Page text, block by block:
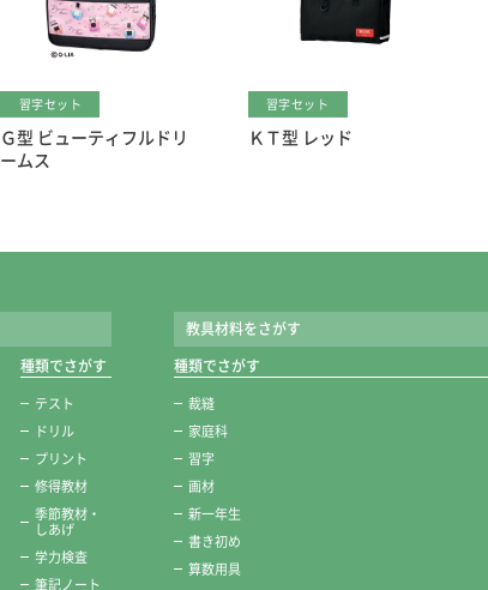
習字セット
Ｇ型 ビューティフルドリ
ームス
習字セット
ＫＴ型 レッド
種類でさがす
テスト
ドリル
プリント
修得教材
季節教材・
しあげ
学力検査
筆記ノート
教具材料をさがす
種類でさがす
裁縫
家庭科
習字
画材
新一年生
書き初め
算数用具